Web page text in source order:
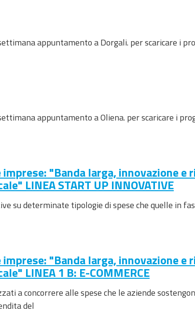
appuntamento a Dorgali. per scaricare i
appuntamento a Oliena. per scaricare i
"Banda larga, innovazione e
LINEA START UP INNOVATIVE
su determinate tipologie di spese che quelle in
"Banda larga, innovazione e
LINEA 1 B: E-COMMERCE
a concorrere alle spese che le aziende
del